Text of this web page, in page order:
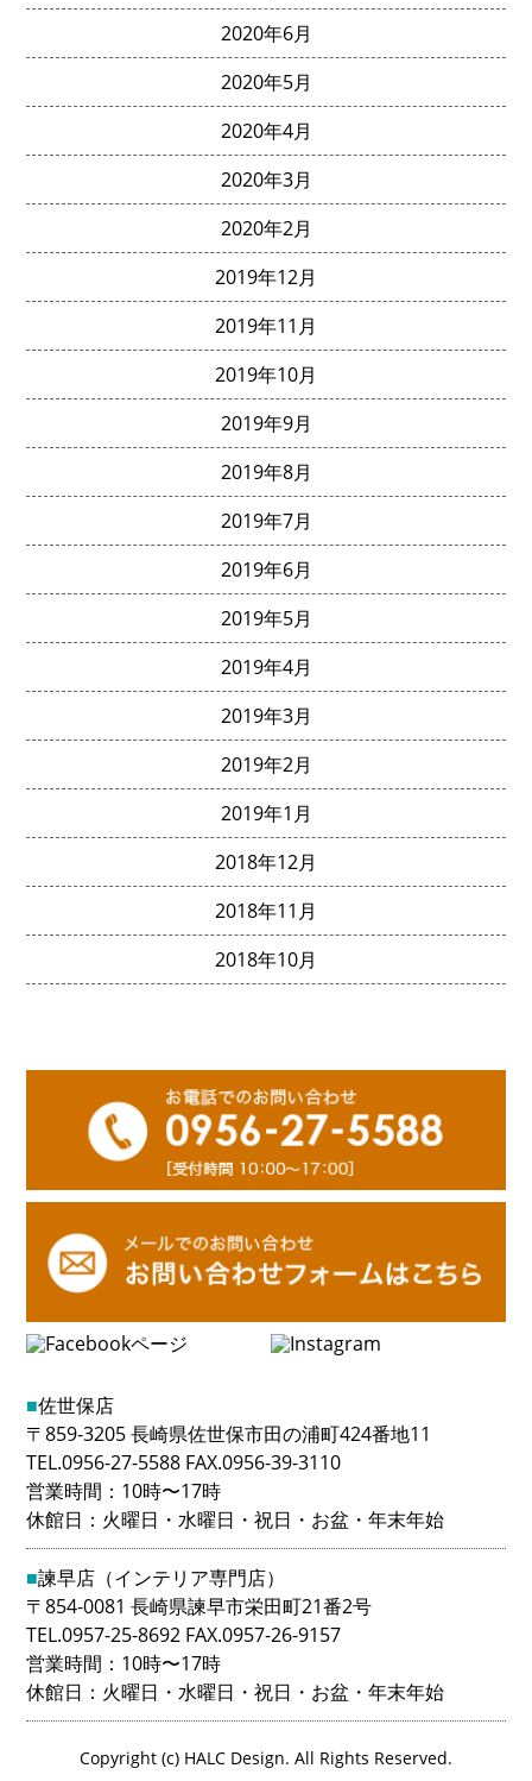
2020年6月
2020年5月
2020年4月
2020年3月
2020年2月
2019年12月
2019年11月
2019年10月
2019年9月
2019年8月
2019年7月
2019年6月
2019年5月
2019年4月
2019年3月
2019年2月
2019年1月
2018年12月
2018年11月
2018年10月
■佐世保店
〒859-3205 長崎県佐世保市田の浦町424番地11
TEL.0956-27-5588 FAX.0956-39-3110
営業時間：10時〜17時
休館日：火曜日・水曜日・祝日・お盆・年末年始
■諫早店（インテリア専門店）
〒854-0081 長崎県諫早市栄田町21番2号
TEL.0957-25-8692 FAX.0957-26-9157
営業時間：10時〜17時
休館日：火曜日・水曜日・祝日・お盆・年末年始
Copyright (c) HALC Design. All Rights Reserved.